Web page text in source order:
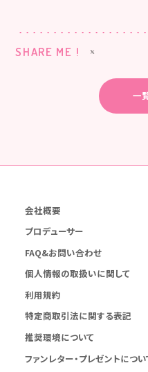
SHARE ME !
一
会社概要
プロデューサー
FAQ&お問い合わせ
個人情報の取扱いに関して
利用規約
特定商取引法に関する表記
推奨環境について
ファンレター・プレゼントについ